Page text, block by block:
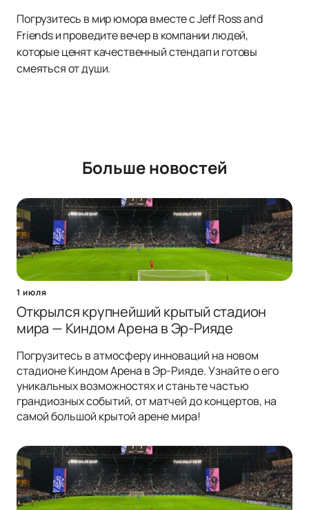
Погрузитесь в мир юмора вместе с Jeff Ross and
Friends и проведите вечер в компании людей,
которые ценят качественный стендап и готовы
смеяться от души.
Больше новостей
1 июля
Открылся крупнейший крытый стадион
мира — Киндом Арена в Эр-Рияде
Погрузитесь в атмосферу инноваций на новом
стадионе Киндом Арена в Эр-Рияде. Узнайте о его
уникальных возможностях и станьте частью
грандиозных событий, от матчей до концертов, на
самой большой крытой арене мира!